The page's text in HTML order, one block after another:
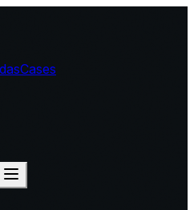
Cases